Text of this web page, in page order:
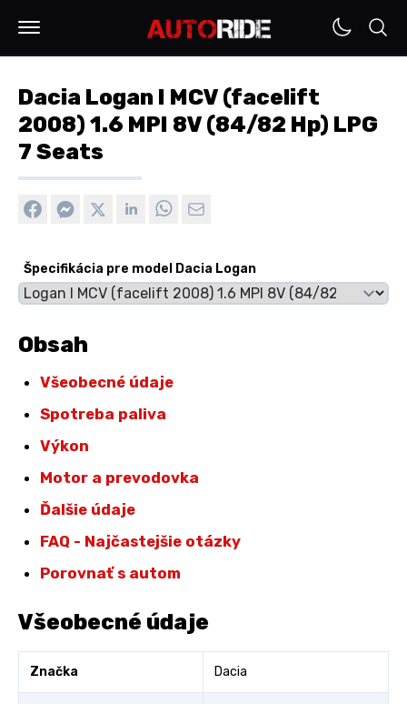
Dacia Logan I MCV (facelift
2008) 1.6 MPI 8V (84/82 Hp) LPG
7 Seats
Špecifikácia pre model Dacia Logan
Obsah
Všeobecné údaje
Spotreba paliva
Výkon
Motor a prevodovka
Ďalšie údaje
FAQ - Najčastejšie otázky
Porovnať s autom
Všeobecné údaje
Značka Dacia